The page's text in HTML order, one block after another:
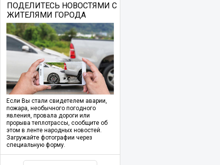
ПОДЕЛИТЕСЬ НОВОСТЯМИ С
ЖИТЕЛЯМИ ГОРОДА
Если Вы стали свидетелем аварии,
пожара, необычного погодного
явления, провала дороги или
прорыва теплотрассы, сообщите об
этом в ленте народных новостей.
Загружайте фотографии через
специальную форму.